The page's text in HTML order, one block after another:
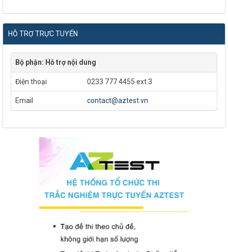
HỖ TRỢ TRỰC TUYẾN
Bộ phận: Hỗ trợ nội dung
Điện thoại 0233 777 4455 ext 3
Email contact@aztest.vn